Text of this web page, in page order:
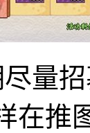
量
在推